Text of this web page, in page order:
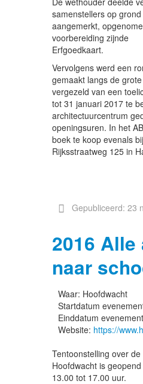
samenstellers op
aangemerkt,
voorbereiding zijnde
Vervolgens werd een
gemaakt langs de
vergezeld van een
tot 31 januari 2017 te
architectuurcentrum
openingsuren. In het
boek te koop evenals
Rijksstraatweg 125 in
Gepubliceerd: 23
2016
naar
Waar: Hoofdwacht
Startdatum
Einddatum
Website: https://
Tentoonstelling over
Hoofdwacht is
13.00 tot 17.00 uur.